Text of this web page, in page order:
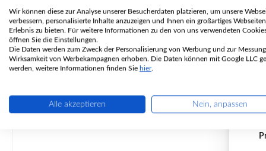
Wir können diese zur Analyse unserer Besucherdaten platzieren, um unsere
verbessern, personalisierte Inhalte anzuzeigen und Ihnen ein großartiges
Erlebnis zu bieten. Für weitere Informationen zu den von uns verwendeten
öffnen Sie die Einstellungen.
Die Daten werden zum Zweck der Personalisierung von Werbung und zur
Wirksamkeit von Werbekampagnen erhoben. Die Daten können mit Google LLC
werden, weitere Informationen finden Sie hier.
Alle akzeptieren Nein, anpassen